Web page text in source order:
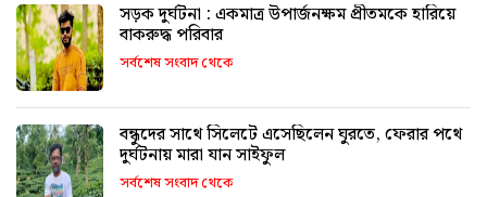
সড়ক দুর্ঘটনা : একমাত্র উপার্জনক্ষম প্রীতমকে হারিয়ে
বাকরুদ্ধ পরিবার
সর্বশেষ সংবাদ থেকে
বন্ধুদের সাথে সিলেটে এসেছিলেন ঘুরতে, ফেরার পথে
দুর্ঘটনায় মারা যান সাইফুল
সর্বশেষ সংবাদ থেকে